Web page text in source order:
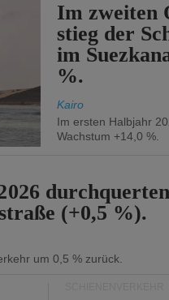
Im zweiten
stieg der
im
%.
Kairo
Im ersten Halbjahr
Wachstum +14,0 %.
(+0,5 %).
um 0,5 % zurück.